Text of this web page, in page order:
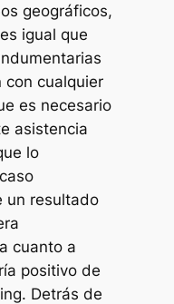
geográficos,
igual que
con cualquier
es necesario
asistencia
lo
un resultado
cuanto a
positivo de
Detrás de